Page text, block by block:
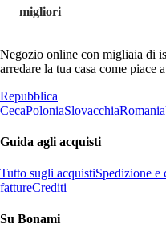
migliori
Negozio online con migliaia di
arredare la tua casa come piace
Repubblica
CecaPoloniaSlovacchiaRomania
Guida agli acquisti
Tutto sugli acquistiSpedizione e
fattureCrediti
Su Bonami